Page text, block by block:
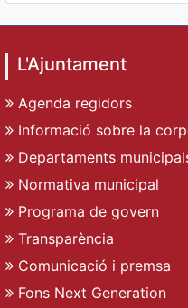
L'Ajuntament
Agenda regidors
Informació sobre la
Departaments
Normativa municipal
Programa de govern
Transparència
Comunicació i premsa
Fons Next Generation